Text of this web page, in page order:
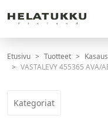
Etusivu Tuotteet
VASTALEVY 455365 AVA/
Kategoriat